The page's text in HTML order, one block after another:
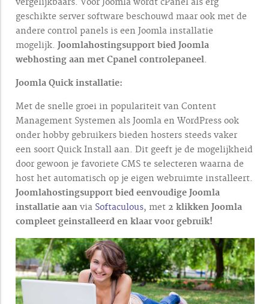
geschikte server software beschouwd maar ook met de
andere control panels is een Joomla installatie
mogelijk. Joomlahostingsupport bied Joomla
webhosting aan met Cpanel controlepaneel.
Joomla Quick installatie:
Met de snelle groei in populariteit van Content
Management Systemen als Joomla en WordPress ook
onder hobby gebruikers bieden hosters steeds vaker
een soort Quick Install aan. Dit geeft je de mogelijkheid
door gewoon je favoriete CMS te selecteren waarna de
host het automatisch op je eigen webruimte installeert.
Joomlahostingsupport bied eenvoudige Joomla
installatie aan via Softaculous, met 2 klikken Joomla
compleet geinstalleerd en klaar voor gebruik!